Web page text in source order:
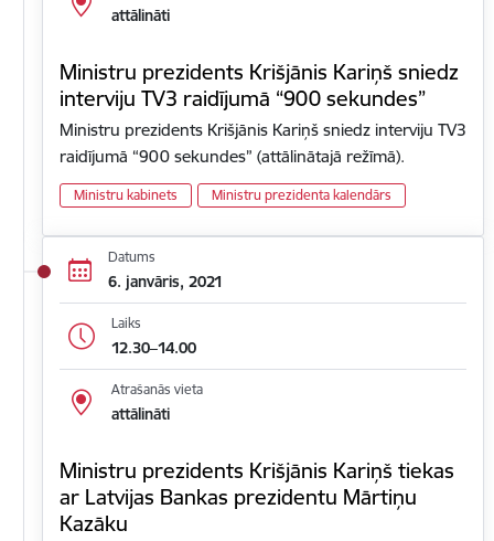
attālināti
Ministru prezidents Krišjānis Kariņš sniedz
interviju TV3 raidījumā “900 sekundes”
Ministru prezidents Krišjānis Kariņš sniedz interviju TV3
raidījumā “900 sekundes” (attālinātajā režīmā).
Ministru kabinets Ministru prezidenta kalendārs
Datums
6. janvāris, 2021
Laiks
12.30–14.00
Atrašanās vieta
attālināti
Ministru prezidents Krišjānis Kariņš tiekas
ar Latvijas Bankas prezidentu Mārtiņu
Kazāku